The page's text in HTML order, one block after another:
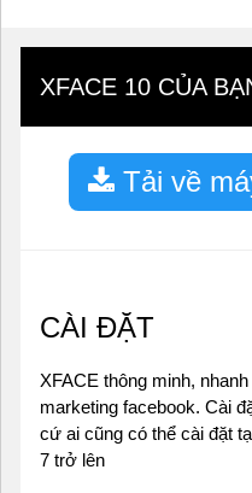
XFACE 10 CỦA
Tải về
CÀI ĐẶT
XFACE thông minh,
marketing facebook. Cài
cứ ai cũng có thể cài đặt
7 trở lên